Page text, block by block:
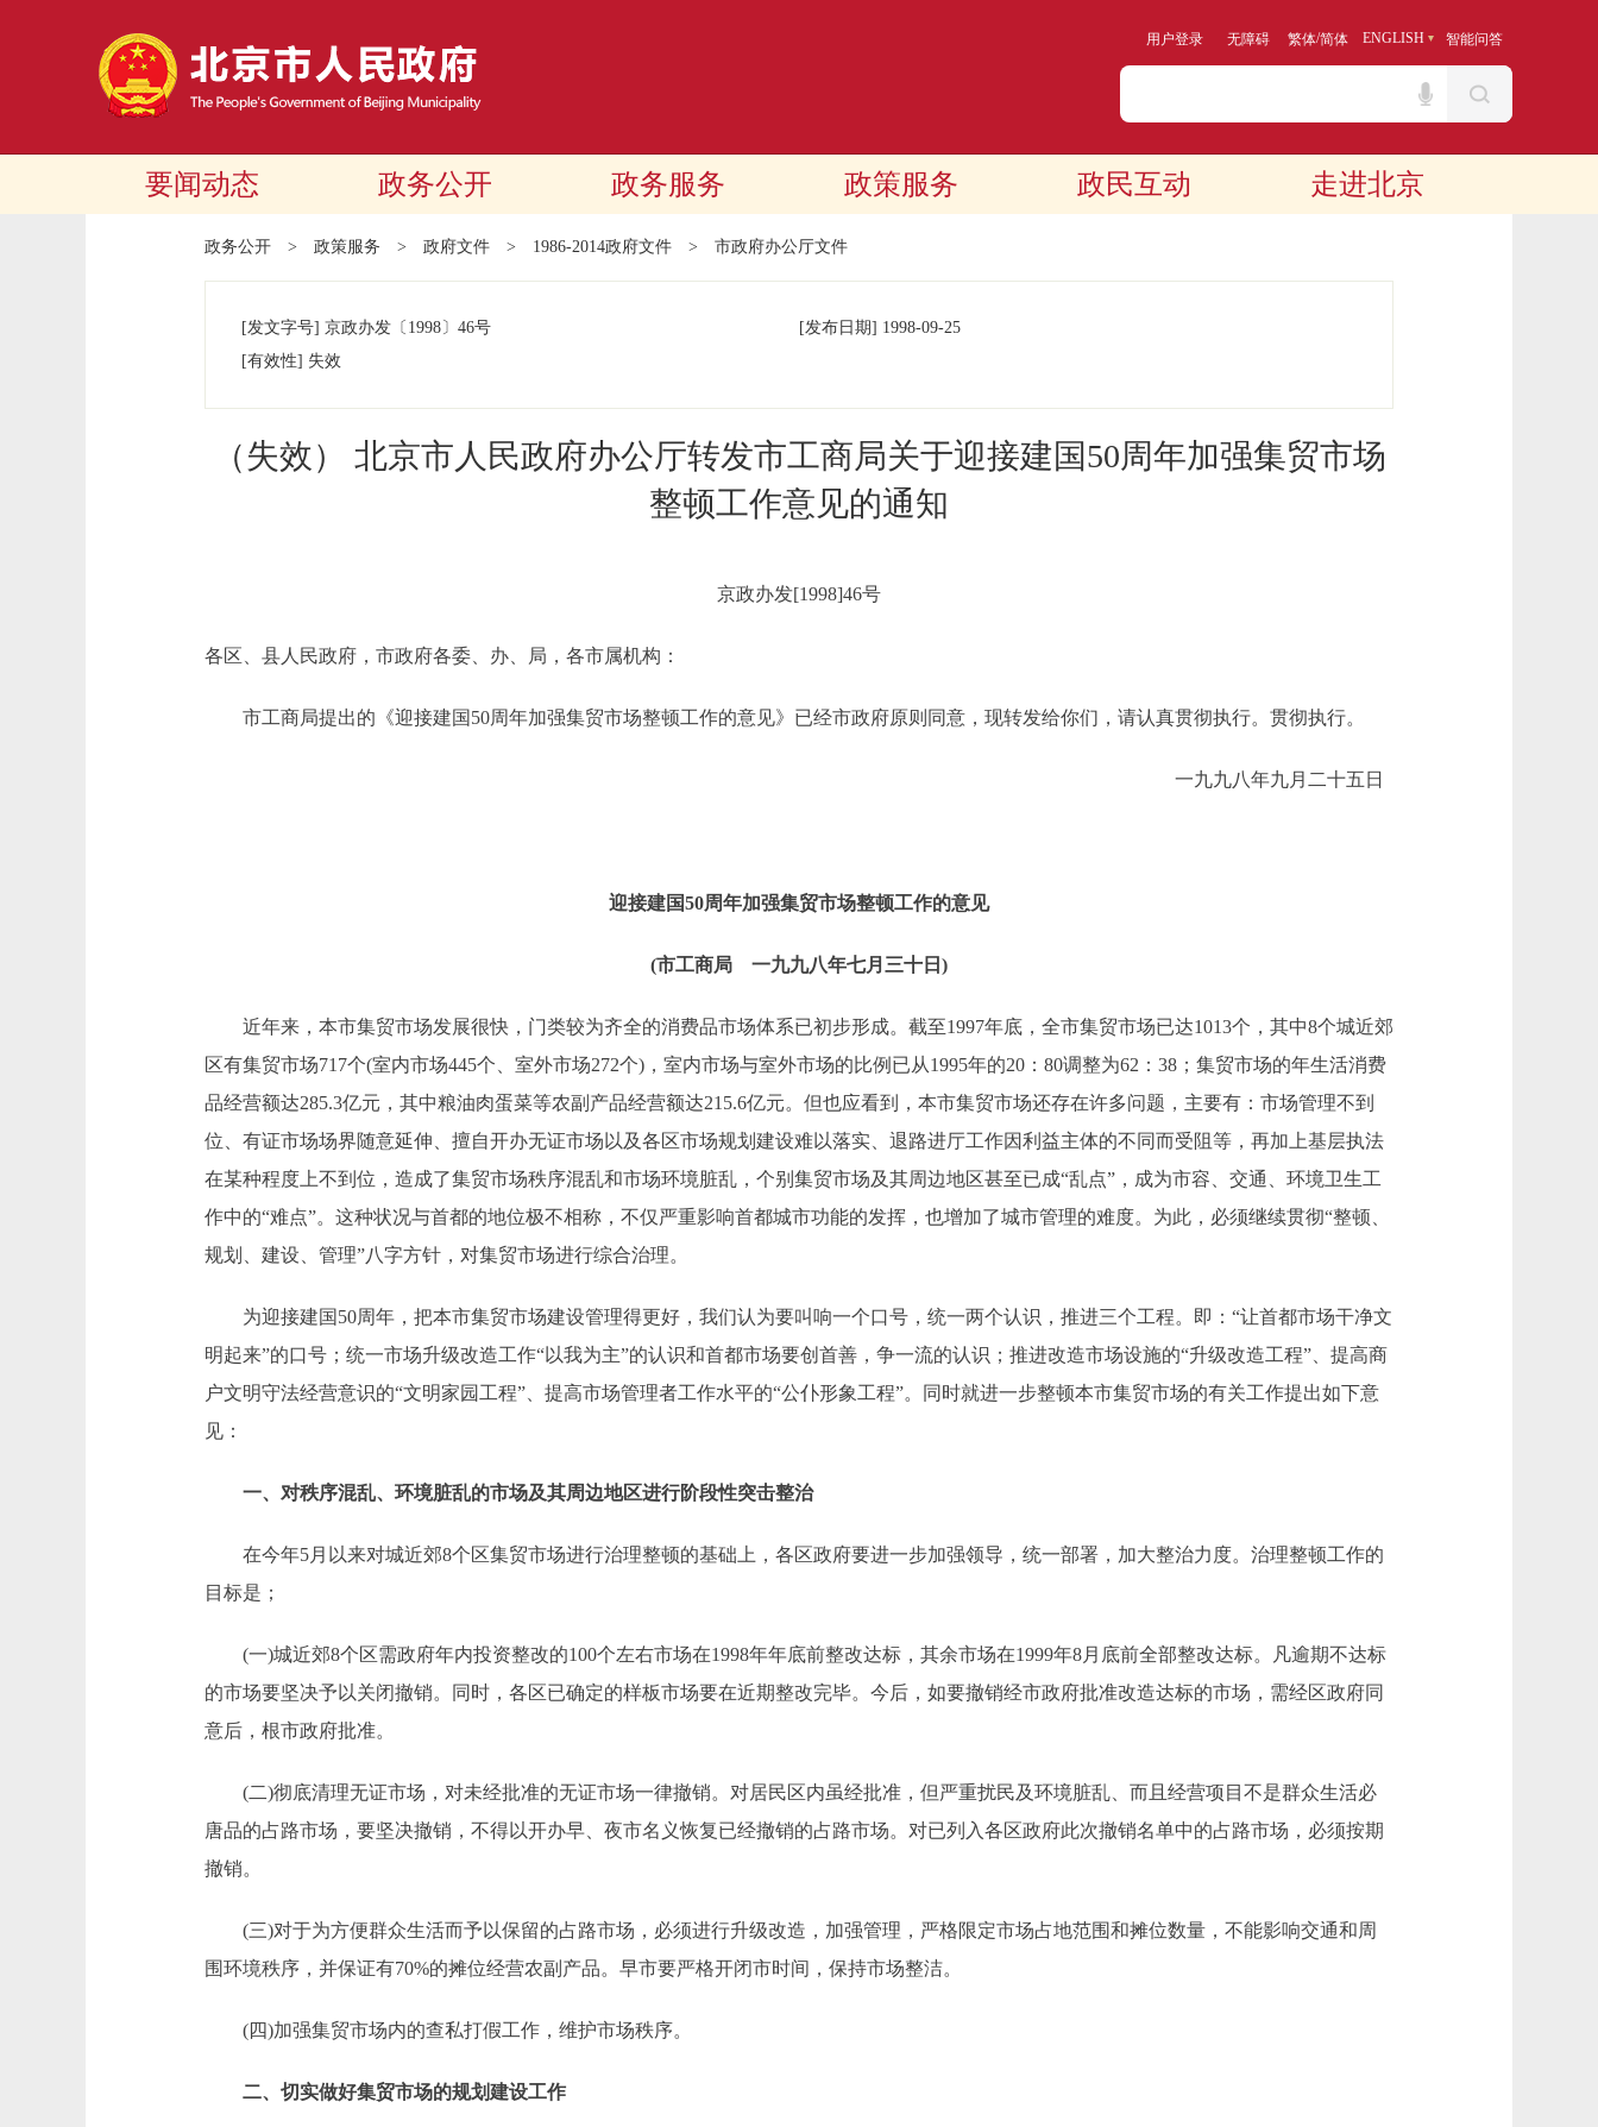
用户登录 无障碍 繁体/简体 ENGLISH 智能问答
要闻动态 政务公开 政务服务 政策服务 政民互动 走进北京
政务公开 > 政策服务 > 政府文件 > 1986-2014政府文件 > 市政府办公厅文件
[发文字号] 京政办发 〔1998〕 46号 [发布日期] 1998-09-25
[有效性] 失效
（失效） 北京市人民政府办公厅转发市工商局关于迎接建国50周年加强集贸市场
整顿工作意见的通知
京政办发[1998]46号
各区、县人民政府，市政府各委、办、局，各市属机构：
市工商局提出的《迎接建国50周年加强集贸市场整顿工作的意见》已经市政府原则同意，现转发给你们，请认真贯彻执行。贯彻执行。
一九九八年九月二十五日
迎接建国50周年加强集贸市场整顿工作的意见
(市工商局 一九九八年七月三十日)
近年来，本市集贸市场发展很快，门类较为齐全的消费品市场体系已初步形成。截至1997年底，全市集贸市场已达1013个，其中8个城近郊
区有集贸市场717个(室内市场445个、室外市场272个)，室内市场与室外市场的比例已从1995年的20：80调整为62：38；集贸市场的年生活消费
品经营额达285.3亿元，其中粮油肉蛋菜等农副产品经营额达215.6亿元。但也应看到，本市集贸市场还存在许多问题，主要有：市场管理不到
位、有证市场场界随意延伸、擅自开办无证市场以及各区市场规划建设难以落实、退路进厅工作因利益主体的不同而受阻等，再加上基层执法
在某种程度上不到位，造成了集贸市场秩序混乱和市场环境脏乱，个别集贸市场及其周边地区甚至已成“乱点”，成为市容、交通、环境卫生工
作中的“难点”。这种状况与首都的地位极不相称，不仅严重影响首都城市功能的发挥，也增加了城市管理的难度。为此，必须继续贯彻“整顿、
规划、建设、管理”八字方针，对集贸市场进行综合治理。
为迎接建国50周年，把本市集贸市场建设管理得更好，我们认为要叫响一个口号，统一两个认识，推进三个工程。即：“让首都市场干净文
明起来”的口号；统一市场升级改造工作“以我为主”的认识和首都市场要创首善，争一流的认识；推进改造市场设施的“升级改造工程”、提高商
户文明守法经营意识的“文明家园工程”、提高市场管理者工作水平的“公仆形象工程”。同时就进一步整顿本市集贸市场的有关工作提出如下意
见：
一、对秩序混乱、环境脏乱的市场及其周边地区进行阶段性突击整治
在今年5月以来对城近郊8个区集贸市场进行治理整顿的基础上，各区政府要进一步加强领导，统一部署，加大整治力度。治理整顿工作的
目标是；
(一)城近郊8个区需政府年内投资整改的100个左右市场在1998年年底前整改达标，其余市场在1999年8月底前全部整改达标。凡逾期不达标
的市场要坚决予以关闭撤销。同时，各区已确定的样板市场要在近期整改完毕。今后，如要撤销经市政府批准改造达标的市场，需经区政府同
意后，根市政府批准。
(二)彻底清理无证市场，对未经批准的无证市场一律撤销。对居民区内虽经批准，但严重扰民及环境脏乱、而且经营项目不是群众生活必
唐品的占路市场，要坚决撤销，不得以开办早、夜市名义恢复已经撤销的占路市场。对已列入各区政府此次撤销名单中的占路市场，必须按期
撤销。
(三)对于为方便群众生活而予以保留的占路市场，必须进行升级改造，加强管理，严格限定市场占地范围和摊位数量，不能影响交通和周
围环境秩序，并保证有70%的摊位经营农副产品。早市要严格开闭市时间，保持市场整洁。
(四)加强集贸市场内的查私打假工作，维护市场秩序。
二、切实做好集贸市场的规划建设工作